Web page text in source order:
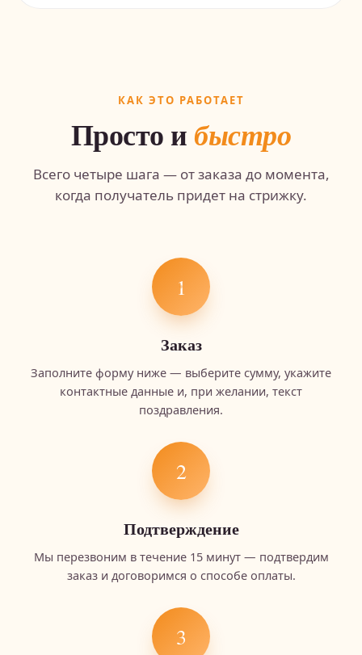
КАК ЭТО РАБОТАЕТ
Просто ибыстро
Всего четыре шага — от заказа до момента,
когда получатель придет на стрижку.
1
Заказ
Заполните форму ниже — выберите сумму, укажите
контактные данные и, при желании, текст
поздравления.
2
Подтверждение
Мы перезвоним в течение 15 минут — подтвердим
заказ и договоримся о способе оплаты.
3